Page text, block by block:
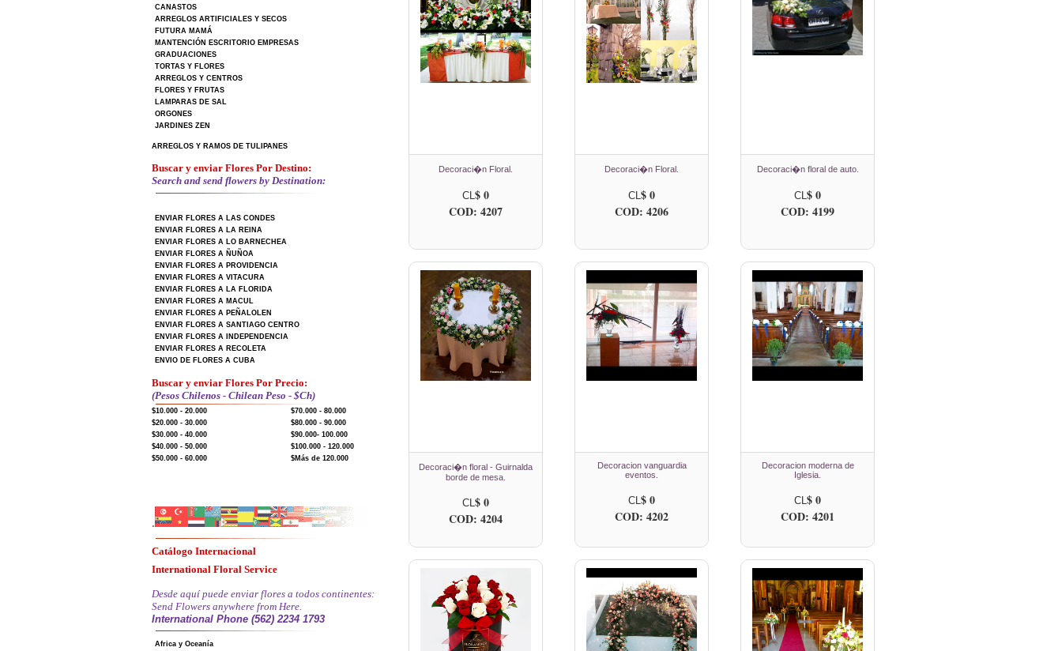
CANASTOS
ARREGLOS ARTIFICIALES Y SECOS
FUTURA MAMÁ
MANTENCIÓN ESCRITORIO EMPRESAS
GRADUACIONES
TORTAS Y FLORES
ARREGLOS Y CENTROS
FLORES Y FRUTAS
LAMPARAS DE SAL
ORGONES
JARDINES ZEN
ARREGLOS Y RAMOS DE TULIPANES
Buscar y enviar Flores Por Destino:
Search and send flowers by Destination:
ENVIAR FLORES A LAS CONDES
ENVIAR FLORES A LA REINA
ENVIAR FLORES A LO BARNECHEA
ENVIAR FLORES A ÑUÑOA
ENVIAR FLORES A PROVIDENCIA
ENVIAR FLORES A VITACURA
ENVIAR FLORES A LA FLORIDA
ENVIAR FLORES A MACUL
ENVIAR FLORES A PEÑALOLEN
ENVIAR FLORES A SANTIAGO CENTRO
ENVIAR FLORES A INDEPENDENCIA
ENVIAR FLORES A RECOLETA
ENVIO DE FLORES A CUBA
Buscar y enviar Flores Por Precio:
(Pesos Chilenos - Chilean Peso - $Ch)
$10.000 - 20.000
$70.000 - 80.000
$20.000 - 30.000
$80.000 - 90.000
$30.000 - 40.000
$90.000- 100.000
$40.000 - 50.000
$100.000 - 120.000
$50.000 - 60.000
$Más de 120.000
.
Catálogo Internacional
International Floral Service
Desde aquí puede enviar flores a todos continentes:
Send Flowers anywhere from Here.
International Phone (562) 2234 1793
Africa y Oceanía
Decoraci�n Floral.
CL$ 0
COD: 4207
Decoraci�n Floral.
CL$ 0
COD: 4206
Decoraci�n floral de auto.
CL$ 0
COD: 4199
Decoraci�n floral - Guirnalda
borde de mesa.
CL$ 0
COD: 4204
Decoracion vanguardia
eventos.
CL$ 0
COD: 4202
Decoracion moderna de
Iglesia.
CL$ 0
COD: 4201